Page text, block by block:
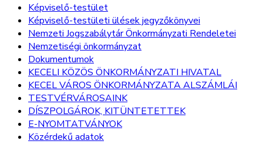
Képviselő-testület
Képviselő-testületi ülések jegyzőkönyvei
Nemzeti Jogszabálytár Önkormányzati Rendeletei
Nemzetiségi önkormányzat
Dokumentumok
KECELI KÖZÖS ÖNKORMÁNYZATI HIVATAL
KECEL VÁROS ÖNKORMÁNYZATA ALSZÁMLÁI
TESTVÉRVÁROSAINK
DÍSZPOLGÁROK, KITÜNTETETTEK
E-NYOMTATVÁNYOK
Közérdekű adatok